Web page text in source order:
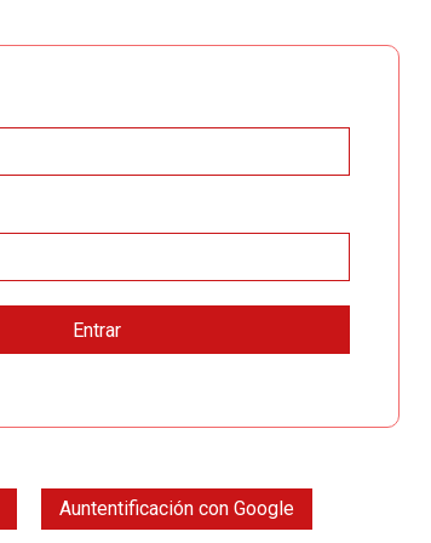
Auntentificación con Google